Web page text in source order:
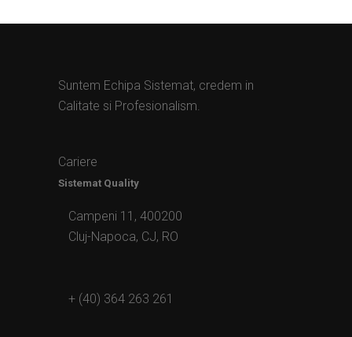
Suntem Echipa Sistemat, credem in
Calitate si Profesionalism.
Cariere
Sistemat Quality
Campeni 11, 400200
Cluj-Napoca, CJ, RO
+ (40) 364 263 261